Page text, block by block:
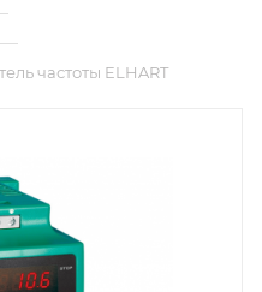
—
частоты ELHART